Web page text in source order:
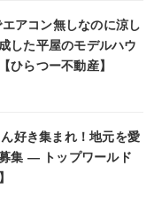
アコン無しなのに涼し
した平屋のモデルハウ
ひらつー不動産】
好き集まれ！地元を愛
集 ― トップワールド